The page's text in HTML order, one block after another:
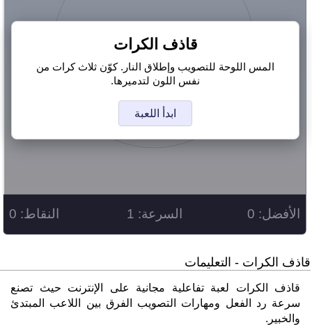
قاذف الكرات
المس اللوحة للتصويب وإطلاق النار. كوّن ثلاث كرات من
نفس اللون لتدميرها.
ابدأ اللعبة
قاذف الكرات - التعليمات
قاذف الكرات لعبة تفاعلية مجانية على الإنترنت حيث تصنع
سرعة رد الفعل ومهارات التصويب الفرق بين اللاعب المبتدئ
والخبير.